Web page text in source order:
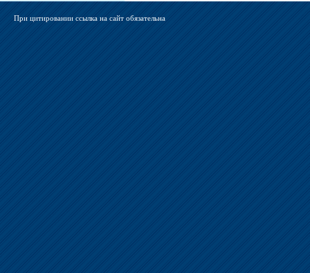
При цитировании ссылка на сайт обязательна